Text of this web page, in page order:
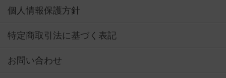
個人情報保護方針
特定商取引法に基づく表記
お問い合わせ